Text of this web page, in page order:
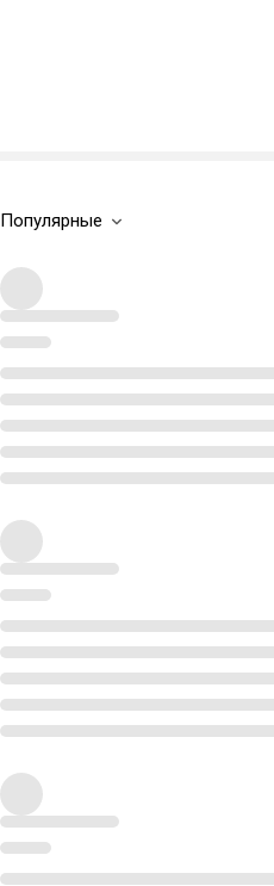
Популярные